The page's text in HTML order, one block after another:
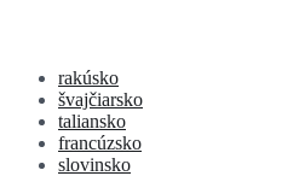
rakúsko
švajčiarsko
taliansko
francúzsko
slovinsko